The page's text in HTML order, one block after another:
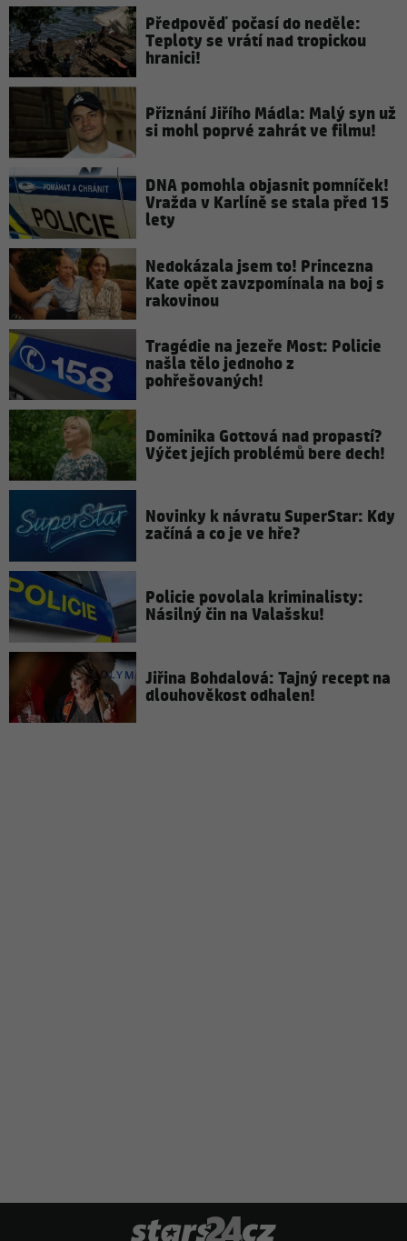
Předpověď počasí do neděle:
Teploty se vrátí nad tropickou
hranici!
Přiznání Jiřího Mádla: Malý syn už
si mohl poprvé zahrát ve filmu!
DNA pomohla objasnit pomníček!
Vražda v Karlíně se stala před 15
lety
Nedokázala jsem to! Princezna
Kate opět zavzpomínala na boj s
rakovinou
Tragédie na jezeře Most: Policie
našla tělo jednoho z
pohřešovaných!
Dominika Gottová nad propastí?
Výčet jejích problémů bere dech!
Novinky k návratu SuperStar: Kdy
začíná a co je ve hře?
Policie povolala kriminalisty:
Násilný čin na Valašsku!
Jiřina Bohdalová: Tajný recept na
dlouhověkost odhalen!